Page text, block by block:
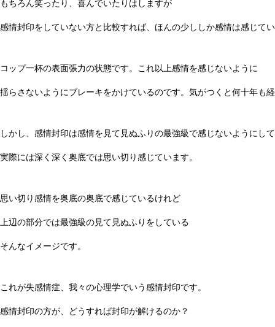
もちろん笑ったり、喜んでいたりはしますが
感情封印をしていない方と比較すれば、ほんの少ししか感情は感じて
コップ一杯の表面張力の状態です。これ以上感情を感じないように
揺らさないようにブレーキをかけているのです。気がつくと何十年も
しかし、感情封印は感情を見て見ぬふりの最強級で感じないようにし
実際には深く深く奥底では思い切り感じています。
思い切り感情を奥底の奥底で感じているけれど
上辺の部分では最強級の見て見ぬふりをしている
そんなイメージです。
これが失感情症、我々の心理学でいう感情封印です。
感情封印の方が、どうすれば封印が解けるのか？